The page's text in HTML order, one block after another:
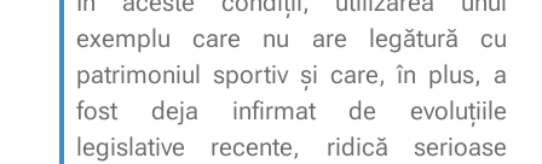
exemplu care nu are legătură cu
patrimoniul sportiv și care, în plus, a
fost deja infirmat de evoluțiile
legislative recente, ridică serioase